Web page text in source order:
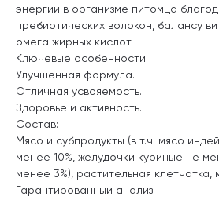
энергии в организме питомца
пребиотических волокон, балансу
омега жирных кислот.
Ключевые особенности:
Улучшенная формула.
Отличная усвояемость.
Здоровье и активность.
Состав:
Мясо и субпродукты (в т.ч. мясо
менее 10%, желудочки куриные не
менее 3%), растительная клетчатка,
Гарантированный анализ: